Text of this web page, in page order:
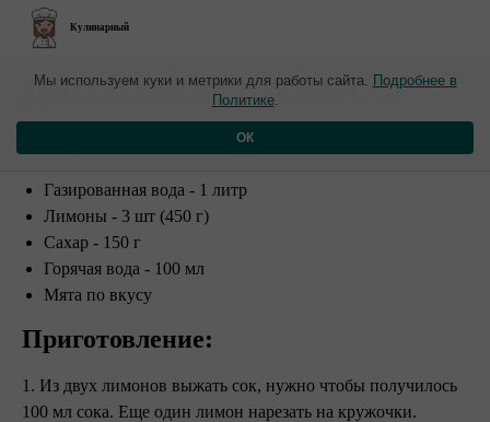
Кулинарный
​Домашний лимонад
Газированная вода - 1 литр
Лимоны - 3 шт (450 г)
Сахар - 150 г
Горячая вода - 100 мл
Мята по вкусу
Приготовление:
1. Из двух лимонов выжать сок, нужно чтобы получилось
100 мл сока. Еще один лимон нарезать на кружочки.
Мы используем куки и метрики для работы сайта. Подробнее в
Политике.
ОК